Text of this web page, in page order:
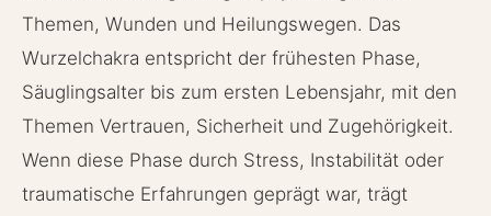
Themen, Wunden und Heilungswegen. Das
Wurzelchakra entspricht der frühesten Phase,
Säuglingsalter bis zum ersten Lebensjahr, mit den
Themen Vertrauen, Sicherheit und Zugehörigkeit.
Wenn diese Phase durch Stress, Instabilität oder
traumatische Erfahrungen geprägt war, trägt